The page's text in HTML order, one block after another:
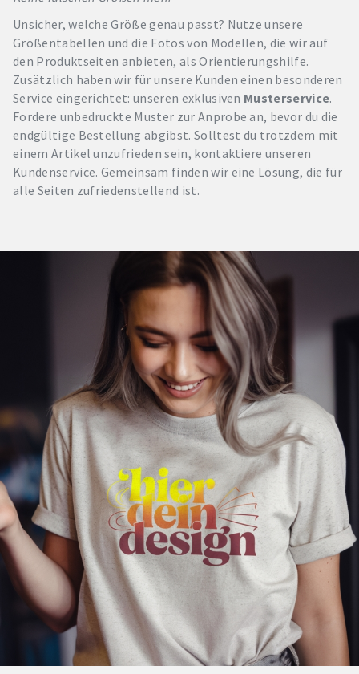
Unsicher, welche Größe genau passt? Nutze unsere
Größentabellen und die Fotos von Modellen, die wir auf
den Produktseiten anbieten, als Orientierungshilfe.
Zusätzlich haben wir für unsere Kunden einen besonderen
Service eingerichtet: unseren exklusiven Musterservice.
Fordere unbedruckte Muster zur Anprobe an, bevor du die
endgültige Bestellung abgibst. Solltest du trotzdem mit
einem Artikel unzufrieden sein, kontaktiere unseren
Kundenservice. Gemeinsam finden wir eine Lösung, die für
alle Seiten zufriedenstellend ist.